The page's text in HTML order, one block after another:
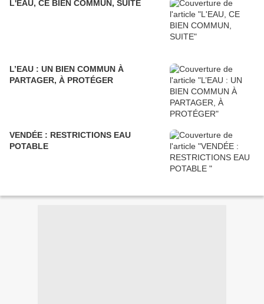
L'EAU, CE BIEN COMMUN, SUITE
L’EAU : UN BIEN COMMUN À
PARTAGER, À PROTÉGER
VENDÉE : RESTRICTIONS EAU
POTABLE